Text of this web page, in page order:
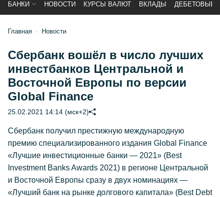
БАНКИ НОВОСТИ КУРСЫ ВАЛЮТ ВКЛАДЫ ДЕБЕТОВЫЕ
Главная Новости
Сбербанк вошёл в число лучших
инвестбанков Центральной и
Восточной Европы по версии
Global Finance
25.02.2021 14:14 (мск+2)
Сбербанк получил престижную международную
премию специализированного издания Global Finance
«Лучшие инвестиционные банки — 2021» (Best
Investment Banks Awards 2021) в регионе Центральной
и Восточной Европы сразу в двух номинациях —
«Лучший банк на рынке долгового капитала» (Best Debt